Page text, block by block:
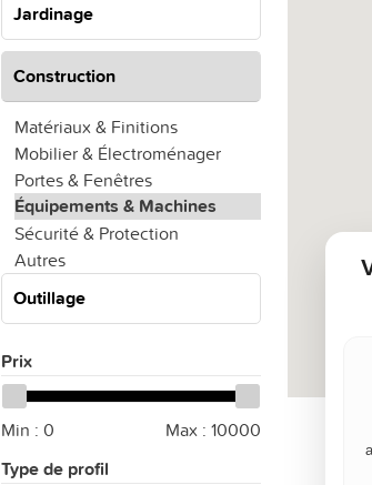
Jardinage
Construction
Matériaux & Finitions
Mobilier & Électroménager
Portes & Fenêtres
Équipements & Machines
Sécurité & Protection
Autres
Outillage
Prix
Min : 0 Max : 10000
Type de profil